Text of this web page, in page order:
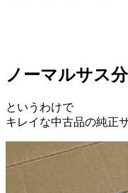
ノーマルサス
というわけで
キレイな中古品の純正